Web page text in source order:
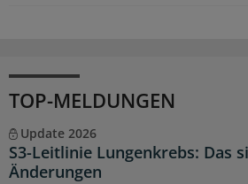
TOP-MELDUNGEN
Update 2026
S3-Leitlinie Lungenkrebs: Das
Änderungen